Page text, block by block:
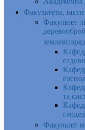
Факультети,
Факультет
та
Факультет